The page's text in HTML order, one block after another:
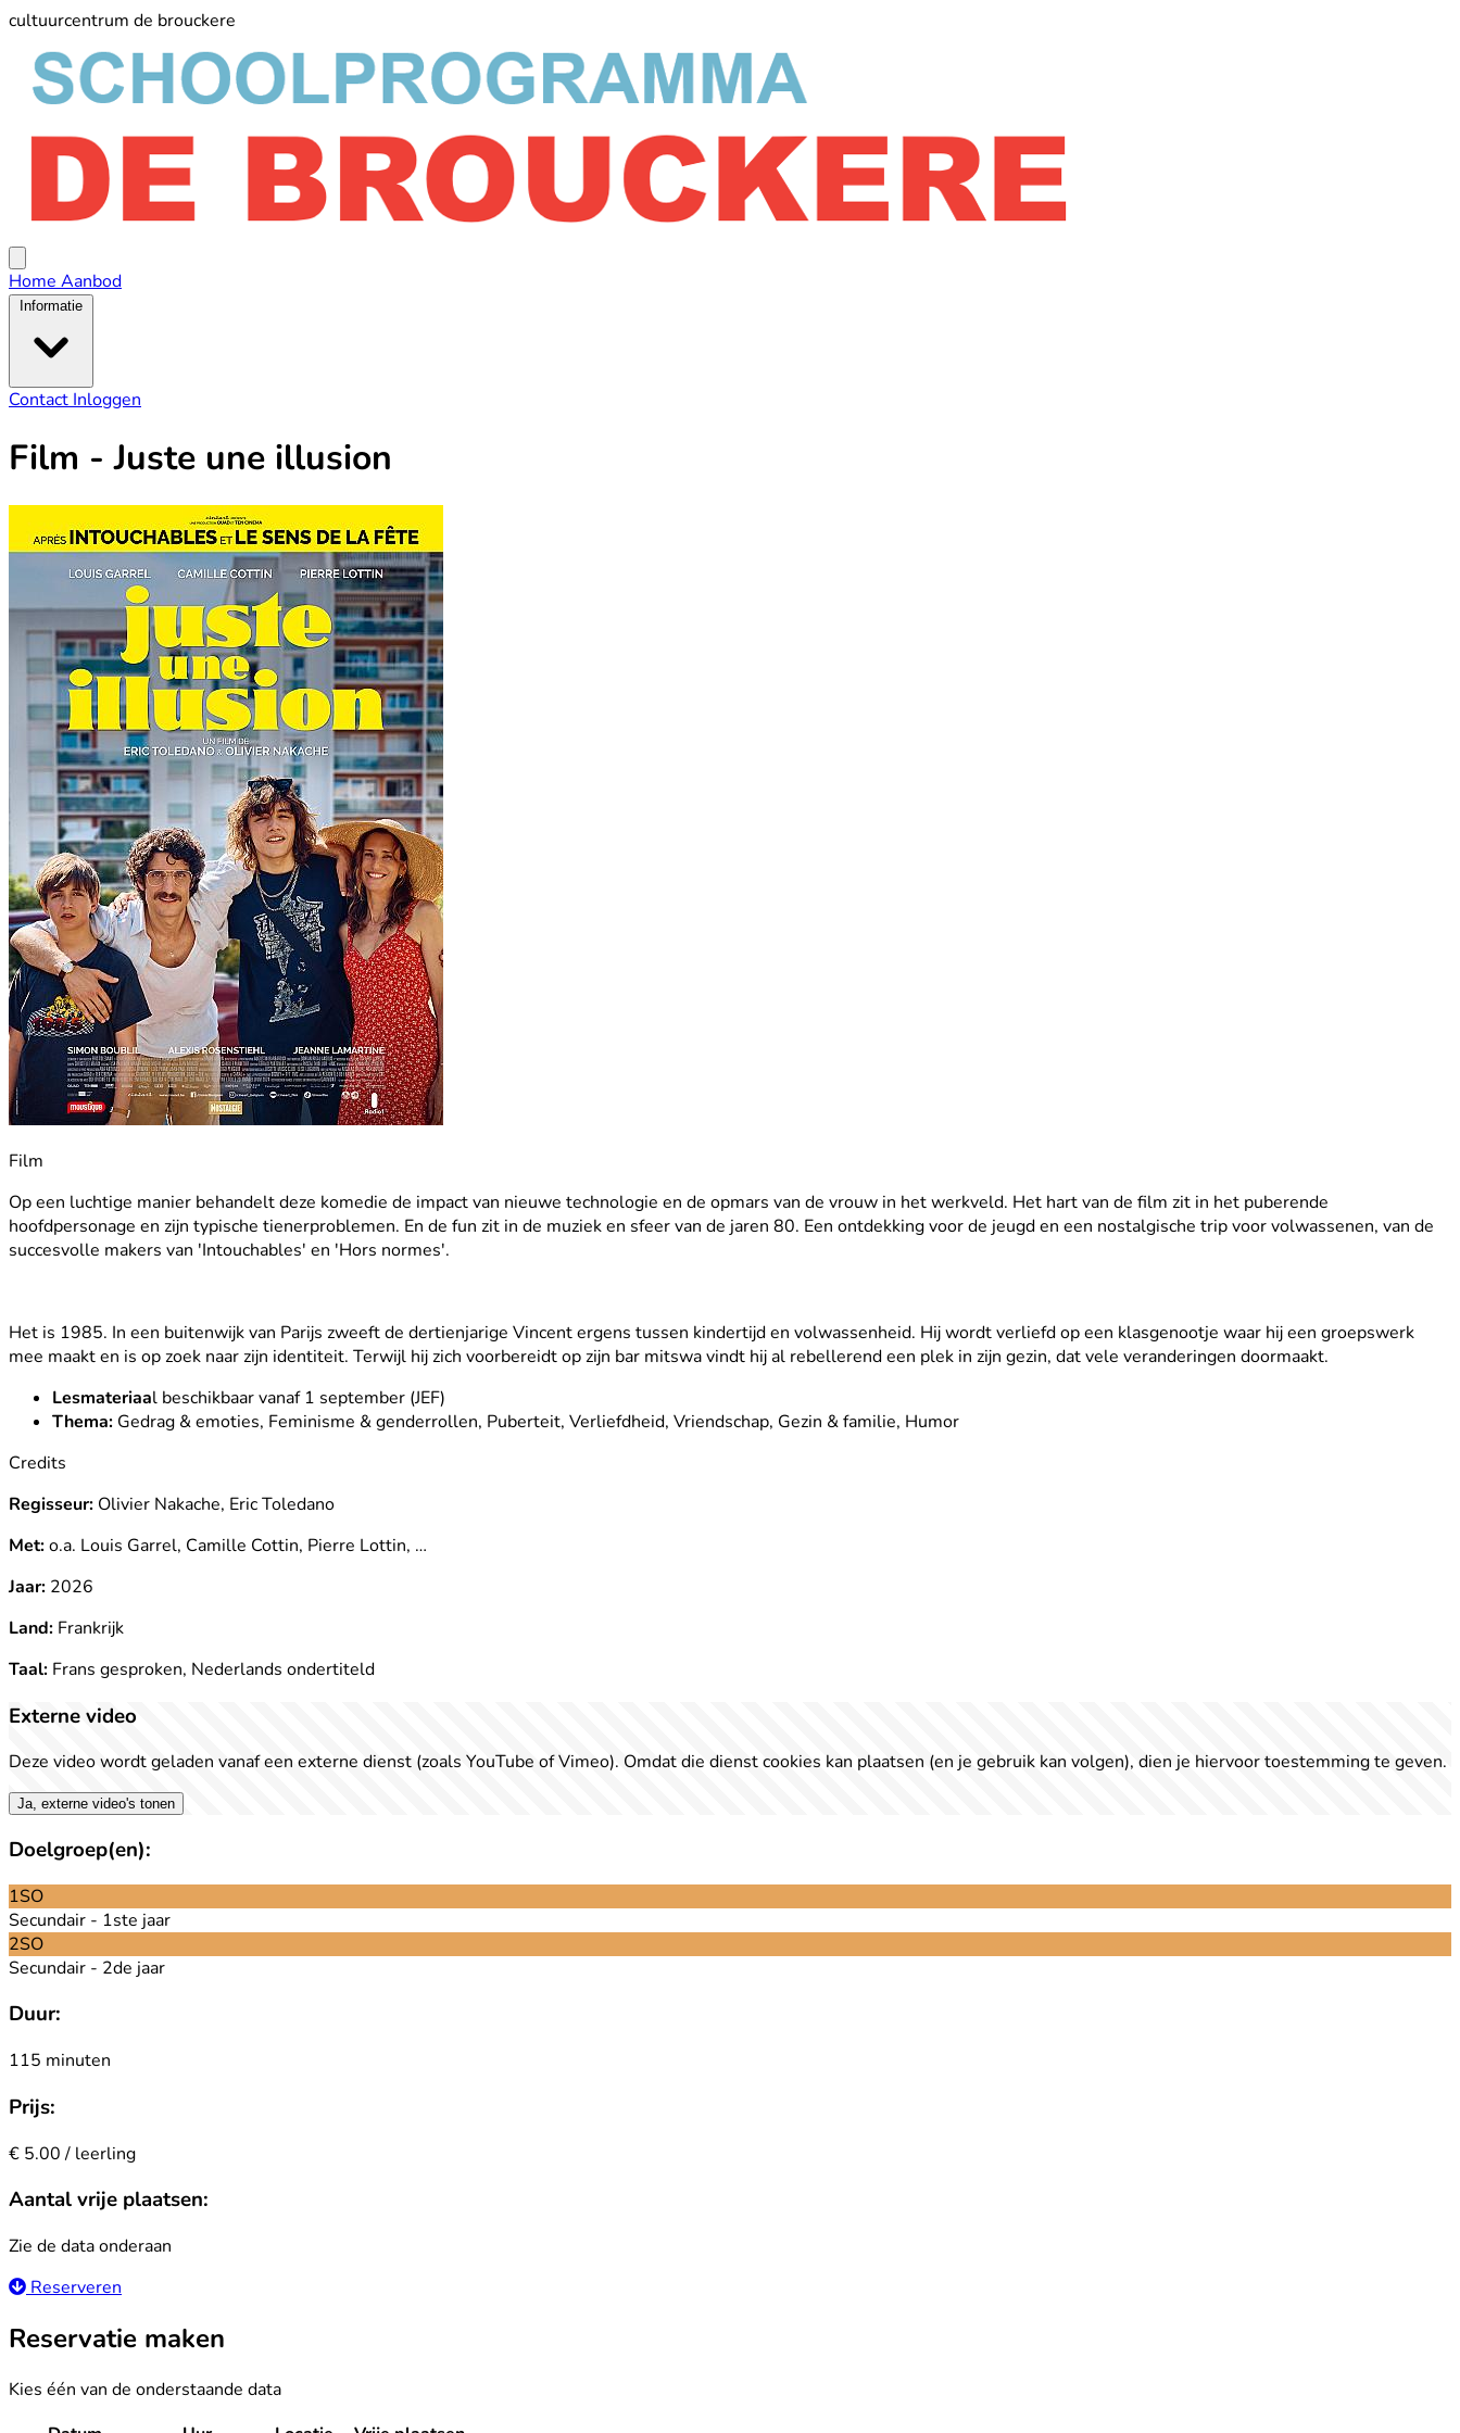
cultuurcentrum de brouckere
Broucker
menu
Home Aanbod
Informatie
Contact Inloggen
Film - Juste une illusion
Film
Op een luchtige manier behandelt deze komedie de impact van nieuwe technologie en de opmars van de vrouw in het werkveld. Het hart van de film zit in het puberende
hoofdpersonage en zijn typische tienerproblemen. En de fun zit in de muziek en sfeer van de jaren 80. Een ontdekking voor de jeugd en een nostalgische trip voor volwassenen, van de
succesvolle makers van 'Intouchables' en 'Hors normes'.
Het is 1985. In een buitenwijk van Parijs zweeft de dertienjarige Vincent ergens tussen kindertijd en volwassenheid. Hij wordt verliefd op een klasgenootje waar hij een groepswerk
mee maakt en is op zoek naar zijn identiteit. Terwijl hij zich voorbereidt op zijn bar mitswa vindt hij al rebellerend een plek in zijn gezin, dat vele veranderingen doormaakt.
Lesmateriaal beschikbaar vanaf 1 september (JEF)
Thema: Gedrag & emoties, Feminisme & genderrollen, Puberteit, Verliefdheid, Vriendschap, Gezin & familie, Humor
Credits
Regisseur: Olivier Nakache, Eric Toledano
Met:o.a. Louis Garrel, Camille Cottin, Pierre Lottin, …
Jaar: 2026
Land: Frankrijk
Taal: Frans gesproken, Nederlands ondertiteld
Externe video
Deze video wordt geladen vanaf een externe dienst (zoals YouTube of Vimeo). Omdat die dienst cookies kan plaatsen (en je gebruik kan volgen), dien je hiervoor toestemming te geven.
Ja, externe video's tonen
Doelgroep(en):
1SO
Secundair - 1ste jaar
2SO
Secundair - 2de jaar
Duur:
115 minuten
Prijs:
€ 5.00 / leerling
Aantal vrije plaatsen:
Zie de data onderaan
Reserveren
Reservatie maken
Kies één van de onderstaande data